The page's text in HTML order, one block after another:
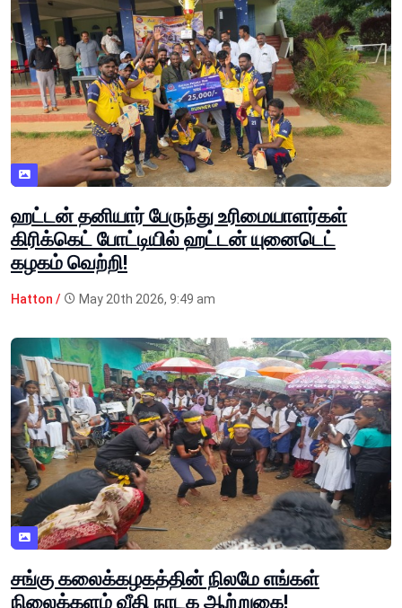
ஹட்டன் தனியார் பேருந்து உரிமையாளர்கள்
கிரிக்கெட் போட்டியில் ஹட்டன் யுனைடெட்
கழகம் வெற்றி!
Hatton / May 20th 2026, 9:49 am
சங்கு கலைக்கழகத்தின் நிலமே எங்கள்
நிலைக்களம் வீதி நாடக ஆற்றுகை!